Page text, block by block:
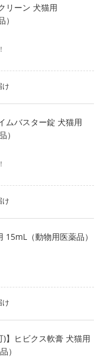
リーン 犬猫用
け
ムバスター錠 犬猫用
）
け
15mL（動物用医薬品）
け
)】ヒビクス軟膏 犬猫用
）